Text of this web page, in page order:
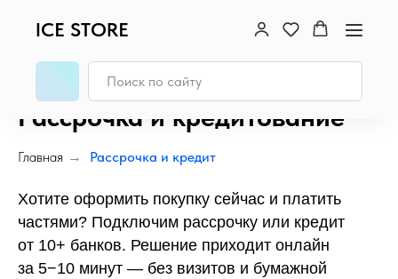
ICE STORE
Рассрочка и кредитование
Главная → Рассрочка и кредит
Хотите оформить покупку сейчас и платить
частями? Подключим рассрочку или кредит
от 10+ банков. Решение приходит онлайн
за 5−10 минут — без визитов и бумажной